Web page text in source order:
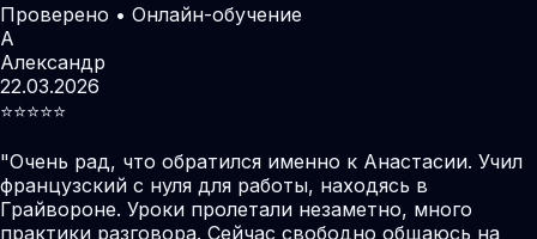
Проверено • Онлайн-обучение
А
Александр
22.03.2026
⭐️⭐️⭐️⭐️⭐️
"Очень рад, что обратился именно к Анастасии. Учил
французский с нуля для работы, находясь в
Грайвороне. Уроки пролетали незаметно, много
практики разговора. Сейчас свободно общаюсь на